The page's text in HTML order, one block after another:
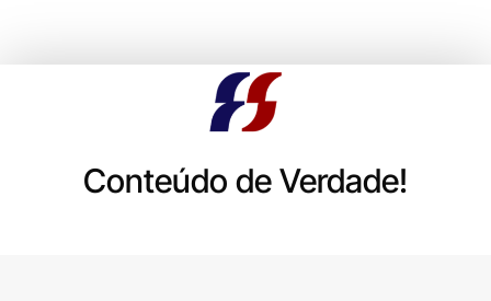
Conteúdo de Verdade!